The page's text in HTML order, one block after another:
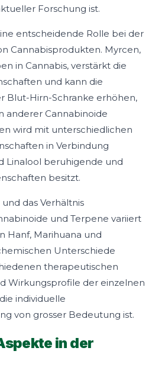
Forschung ist.
entscheidende Rolle bei der
Cannabisprodukten. Myrcen,
in Cannabis, verstärkt die
und kann die
Blut-Hirn-Schranke erhöhen,
anderer Cannabinoide
wird mit unterschiedlichen
in Verbindung
Linalool beruhigende und
besitzt.
das Verhältnis
und Terpene variiert
Hanf, Marihuana und
Unterschiede
therapeutischen
Wirkungsprofile der einzelnen
individuelle
von grosser Bedeutung ist.
in der